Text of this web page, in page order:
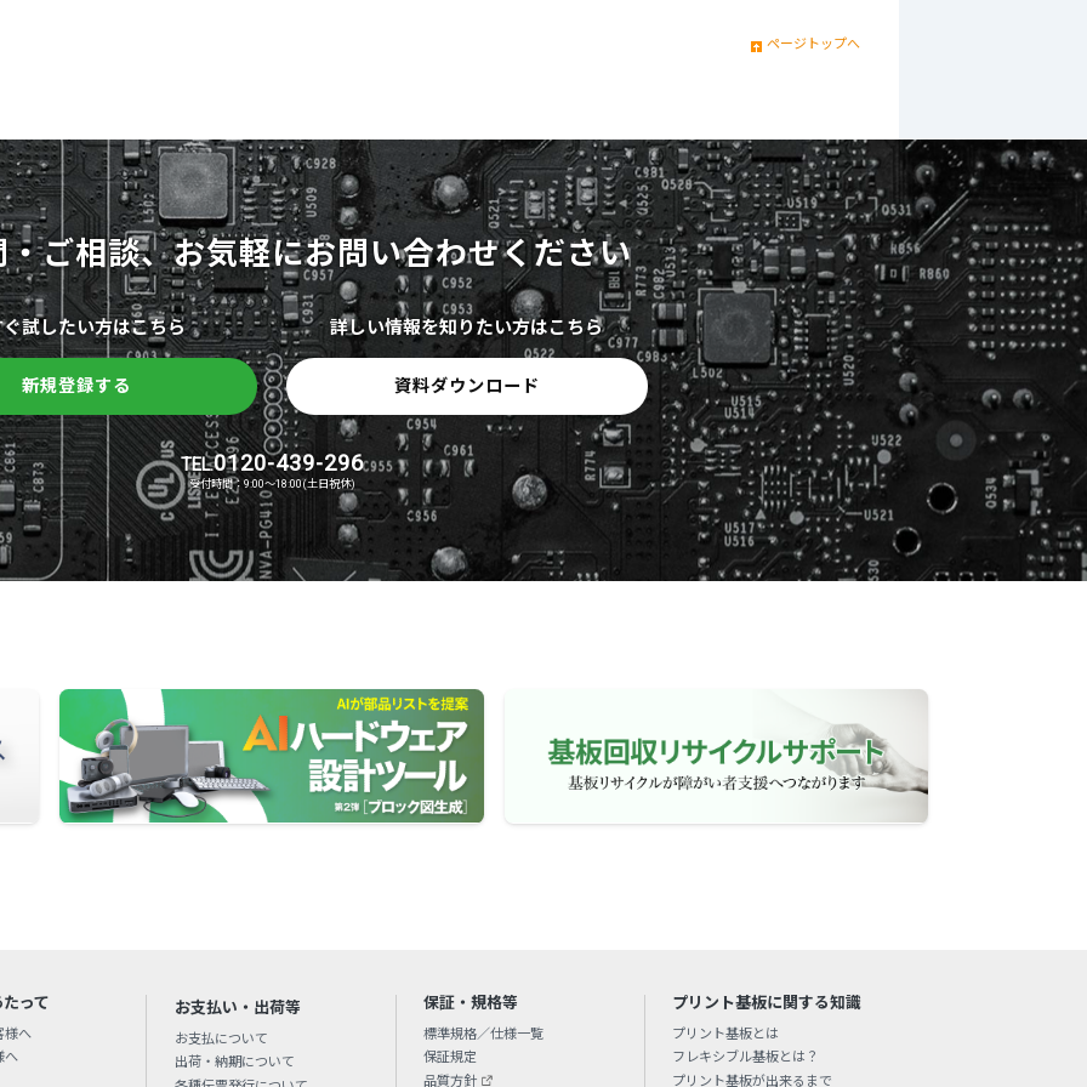
ページトップへ
・ご相談、お気軽にお問い合わせください
試したい方はこちら
新規登録する
詳しい情報を知りたい方はこちら
資料ダウンロード
TEL.0120-439-296
受付時間：9:00～18:00(土日祝休)
って
様へ
へ
お支払い・出荷等
お支払について
出荷・納期について
保証・規格等
標準規格／仕様一覧
保証規定
品質方針
プリント基板に関する知識
プリント基板とは
フレキシブル基板とは？
プリント基板が出来るまで